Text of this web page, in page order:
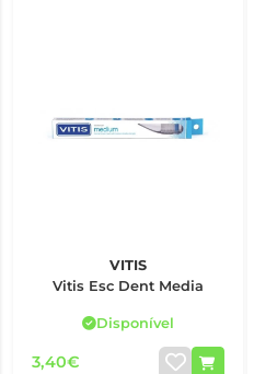
VITIS
Vitis Esc Dent Media
Disponível
3,40€